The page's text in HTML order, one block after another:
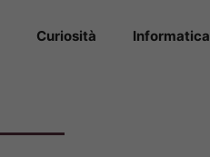
Curiosità Informatica